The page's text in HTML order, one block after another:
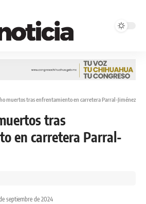
muertos tras enfrentamiento en carretera Parral-Jiménez
tras
en carretera Parral-
septiembre de 2024